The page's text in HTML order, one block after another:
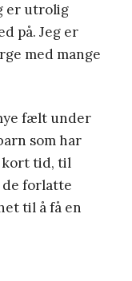
er utrolig
på. Jeg er
med mange
fælt under
som har
kort tid, til
de forlatte
til å få en